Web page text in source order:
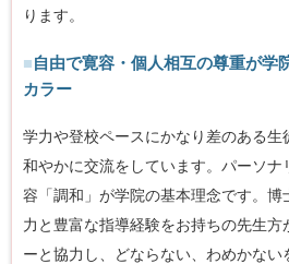
ります。
■自由で寛容・個人相互の尊重が学
カラー
学力や登校ペースにかなり差のある
和やかに交流をしています。パーソナ
容「調和」が学院の基本理念です。
力と豊富な指導経験をお持ちの先生方
ーと協力し、どならない、わめかな